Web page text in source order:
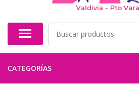
CATEGORÍAS